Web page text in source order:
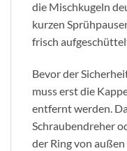
die Mischkugeln
kurzen
frisch
Bevor der
muss erst die
entfernt werden.
Schraubendreher
der Ring von